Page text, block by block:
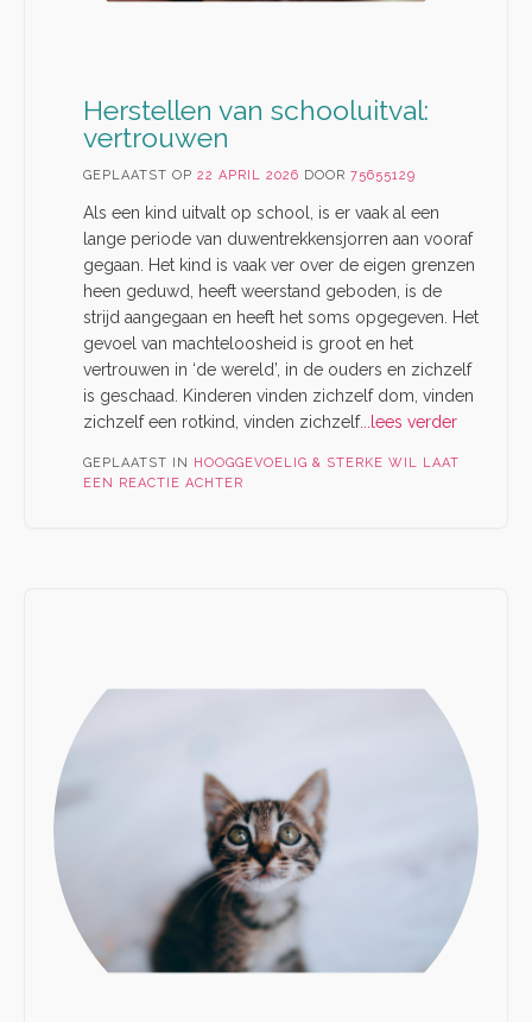
Herstellen van schooluitval:
vertrouwen
GEPLAATST OP 22 APRIL 2026 DOOR 75655129
Als een kind uitvalt op school, is er vaak al een
lange periode van duwentrekkensjorren aan vooraf
gegaan. Het kind is vaak ver over de eigen grenzen
heen geduwd, heeft weerstand geboden, is de
strijd aangegaan en heeft het soms opgegeven. Het
gevoel van machteloosheid is groot en het
vertrouwen in ‘de wereld’, in de ouders en zichzelf
is geschaad. Kinderen vinden zichzelf dom, vinden
zichzelf een rotkind, vinden zichzelf...lees verder
GEPLAATST IN HOOGGEVOELIG & STERKE WIL LAAT
EEN REACTIE ACHTER